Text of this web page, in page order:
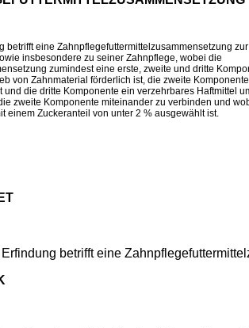
betrifft eine Zahnpflegefuttermittelzusammensetzung
insbesondere zu seiner Zahnpflege, wobei die
zumindest eine erste, zweite und dritte
von Zahnmaterial förderlich ist, die zweite
und die dritte Komponente ein verzehrbares Haftmittel
zweite Komponente miteinander zu verbinden und
einem Zuckeranteil von unter 2 % ausgewählt ist.
betrifft eine